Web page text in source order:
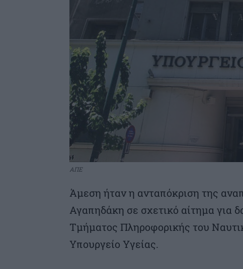
ΑΠΕ
Άμεση ήταν η ανταπόκριση της
Αγαπηδάκη σε σχετικό αίτημα για
Τμήματος Πληροφορικής του
Υπουργείο Υγείας.